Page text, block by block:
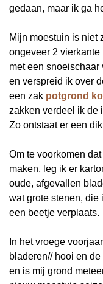
gedaan, maar ik ga
Mijn moestuin is niet
ongeveer 2
met een snoeischaar
en verspreid ik over
een zak potgrond
zakken verdeel ik de
Zo ontstaat er een
Om te voorkomen
maken, leg ik er
oude, afgevallen
wat grote stenen, die
een beetje verplaats.
In het vroege
bladeren// hooi en
en is mij grond